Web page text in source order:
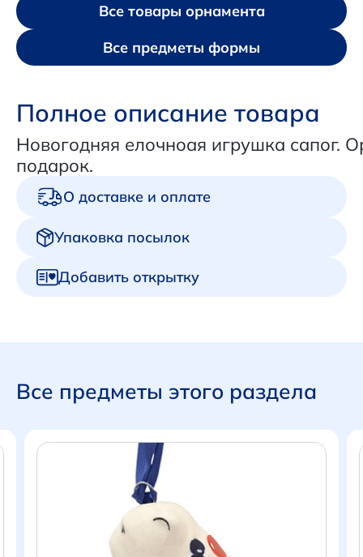
Все товары орнамента
Все предметы формы
Полное описание товара
Новогодняя елочноая игрушка сапог.
подарок.
О доставке и оплате
Упаковка посылок
Добавить открытку
Все предметы этого раздела